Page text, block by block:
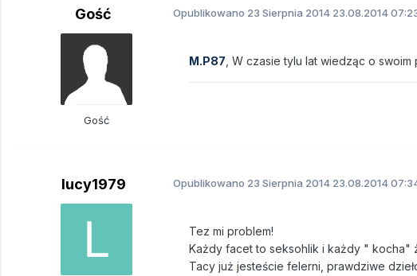
Gość
Gość
Opublikowano 23 Sierpnia 2014 23.08.2014
M.P87 , W czasie tylu lat wiedząc o
lucy1979 Opublikowano 23 Sierpnia 2014 23.08.2014
Tez mi problem!
Każdy facet to seksohlik i każdy " kocha"
Tacy już jesteście felerni, prawdziwe